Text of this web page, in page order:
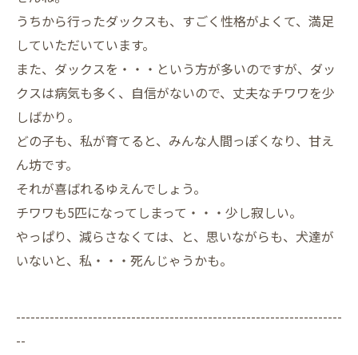
うちから行ったダックスも、すごく性格がよくて、満足
していただいています。
また、ダックスを・・・という方が多いのですが、ダッ
クスは病気も多く、自信がないので、丈夫なチワワを少
しばかり。
どの子も、私が育てると、みんな人間っぽくなり、甘え
ん坊です。
それが喜ばれるゆえんでしょう。
チワワも5匹になってしまって・・・少し寂しい。
やっぱり、減らさなくては、と、思いながらも、犬達が
いないと、私・・・死んじゃうかも。
--------------------------------------------------------------------
--